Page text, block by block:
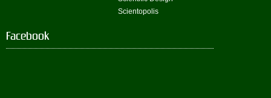
Scientopolis
Facebook